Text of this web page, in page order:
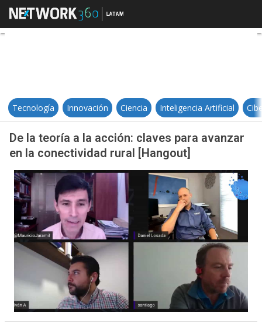
De la teoría a la acción: claves
Tecnología Innovación Ciencia Inteligencia Artificial
De la teoría a la acción: claves para avanzar
en la conectividad rural [Hangout]